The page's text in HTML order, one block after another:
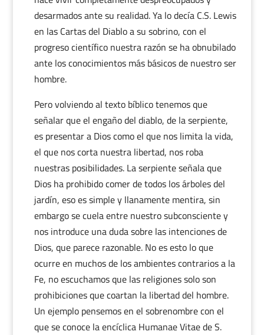
desarmados ante su realidad. Ya lo decía C.S. Lewis
en las Cartas del Diablo a su sobrino, con el
progreso científico nuestra razón se ha obnubilado
ante los conocimientos más básicos de nuestro ser
hombre.
Pero volviendo al texto bíblico tenemos que
señalar que el engaño del diablo, de la serpiente,
es presentar a Dios como el que nos limita la vida,
el que nos corta nuestra libertad, nos roba
nuestras posibilidades. La serpiente señala que
Dios ha prohibido comer de todos los árboles del
jardín, eso es simple y llanamente mentira, sin
embargo se cuela entre nuestro subconsciente y
nos introduce una duda sobre las intenciones de
Dios, que parece razonable. No es esto lo que
ocurre en muchos de los ambientes contrarios a la
Fe, no escuchamos que las religiones solo son
prohibiciones que coartan la libertad del hombre.
Un ejemplo pensemos en el sobrenombre con el
que se conoce la encíclica Humanae Vitae de S.